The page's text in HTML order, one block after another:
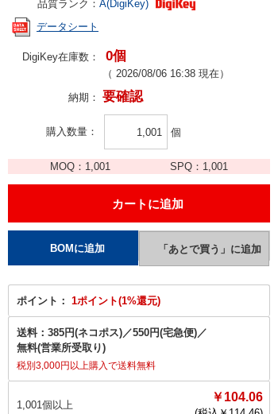
品質ランク： A(DigiKey)
データシート
DigiKey在庫数： 0個
（ 2026/08/06 16:38 現在）
納期： 要確認
購入数量 個
MOQ： 1,001 SPQ： 1,001
ポイント： 1ポイント(1%還元)
送料： 385円(ネコポス)／550円(宅急便)／
無料(営業所受取り)
税別3,000円以上購入で送料無料
1,001個以上
￥104.06